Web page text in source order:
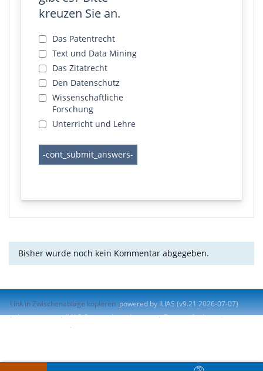
kreuzen Sie an.
Das Patentrecht
Text und Data Mining
Das Zitatrecht
Den Datenschutz
Wissenschaftliche
Forschung
Unterricht und Lehre
Bisher wurde noch kein Kommentar abgegeben.
Link in Zwischenablage kopieren powered by ILIAS (v9.21 2026-07-07)
Impressum
ILIAS-Support kontaktieren
Barrierefreiheit